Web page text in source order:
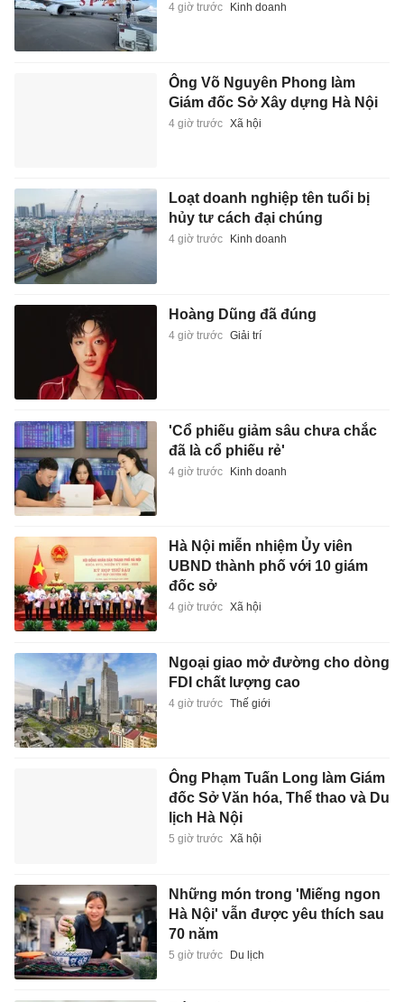
4 giờ trước Kinh doanh
Ông Võ Nguyên Phong làm
Giám đốc Sở Xây dựng Hà Nội
4 giờ trước Xã hội
Loạt doanh nghiệp tên tuổi bị
hủy tư cách đại chúng
4 giờ trước Kinh doanh
Hoàng Dũng đã đúng
4 giờ trước Giải trí
'Cổ phiếu giảm sâu chưa chắc
đã là cổ phiếu rẻ'
4 giờ trước Kinh doanh
Hà Nội miễn nhiệm Ủy viên
UBND thành phố với 10 giám
đốc sở
4 giờ trước Xã hội
Ngoại giao mở đường cho dòng
FDI chất lượng cao
4 giờ trước Thế giới
Ông Phạm Tuấn Long làm Giám
đốc Sở Văn hóa, Thể thao và Du
lịch Hà Nội
5 giờ trước Xã hội
Những món trong 'Miếng ngon
Hà Nội' vẫn được yêu thích sau
70 năm
5 giờ trước Du lịch